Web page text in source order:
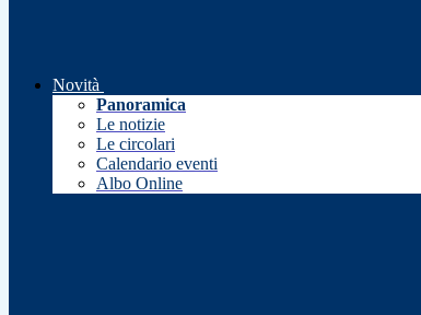
Novità
Panoramica
Le notizie
Le circolari
Calendario eventi
Albo Online